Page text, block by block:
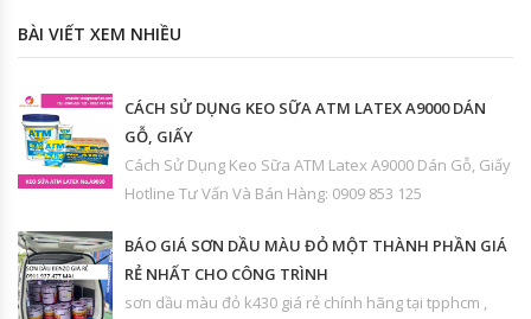
BÀI VIẾT XEM NHIỀU
CÁCH SỬ DỤNG KEO SỮA ATM LATEX A9000 DÁN
GỖ, GIẤY
Cách Sử Dụng Keo Sữa ATM Latex A9000 Dán Gỗ, Giấy
Hotline Tư Vấn Và Bán Hàng: 0909 853 125
BÁO GIÁ SƠN DẦU MÀU ĐỎ MỘT THÀNH PHẦN GIÁ
RẺ NHẤT CHO CÔNG TRÌNH
sơn dầu màu đỏ k430 giá rẻ chính hãng tại tpphcm ,